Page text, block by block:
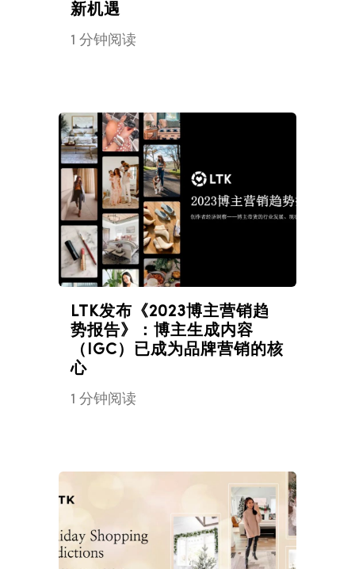
新机遇
1 分钟阅读
LTK发布《2023博主营销趋
势报告》：博主生成内容
（IGC）已成为品牌营销的核
心
1 分钟阅读